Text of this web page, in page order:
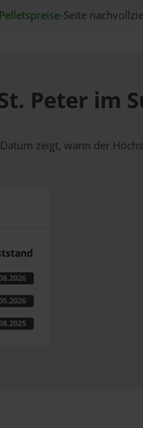
Pelletspreise-Seite
Peter im
zeigt, wann der